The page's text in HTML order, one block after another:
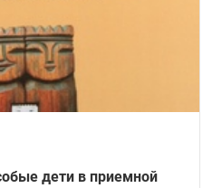
дети в приемной